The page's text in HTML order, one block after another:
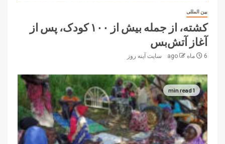
بین المللی
کشته، از جمله بیش از ۱۰۰ کودک، پس از
آغاز آتش‌بس
6 ماه ago سایت آینه‌ روز
1 min read